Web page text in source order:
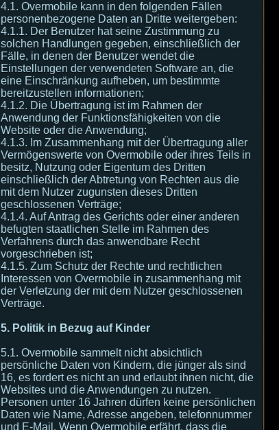
4.1. Overmobile kann in den folgenden Fällen
personenbezogene Daten an Dritte weitergeben:
4.1.1. Der Benutzer hat seine Zustimmung zu
solchen Handlungen gegeben, einschließlich der
Fälle, in denen der Benutzer wendet die
Einstellungen der verwendeten Software an, die
eine Einschränkung aufheben, um bestimmte
bereitzustellen informationen;
4.1.2. Die Übertragung ist im Rahmen der
Anwendung der Funktionsfähigkeiten von die
Website oder die Anwendung;
4.1.3. Im Zusammenhang mit der Übertragung aller
Vermögenswerte von Overmobile oder ihres Teils in
besitz, Nutzung oder Eigentum des Dritten
einschließlich der Abtretung von Rechten aus die
mit dem Nutzer zugunsten dieses Dritten
geschlossenen Verträge;
4.1.4. Auf Antrag des Gerichts oder einer anderen
befugten staatlichen Stelle im Rahmen des
Verfahrens durch das anwendbare Recht
vorgeschrieben ist;
4.1.5. Zum Schutz der Rechte und rechtlichen
Interessen von Overmobile in zusammenhang mit
der Verletzung der mit dem Nutzer geschlossenen
Verträge.
5. Politik in Bezug auf Kinder
5.1. Overmobile sammelt nicht absichtlich
persönliche Daten von Kindern, die jünger als sind
16, es fordert es nicht an und erlaubt ihnen nicht, die
Websites und die Anwendungen zu nutzen.
Personen unter 16 Jahren dürfen keine persönlichen
Daten wie Name, Adresse angeben, telefonnummer
und E-Mail. Wenn Overmobile erfährt, dass die